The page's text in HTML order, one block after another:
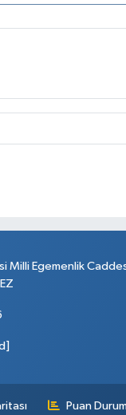
Milli Egemenlik
Puan